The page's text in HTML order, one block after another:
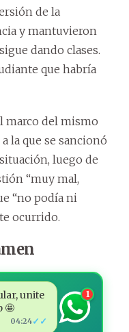
de la
y mantuvieron
dando clases.
que habría
marco del mismo
la que se sancionó
luego de
“muy mal,
“no podía ni
ocurrido.
unite
🤩
04:24✓✓
1